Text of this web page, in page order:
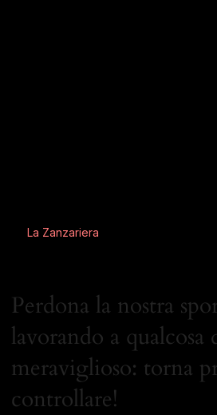
La Zanzariera
Perdona la nostra
lavorando a qualcosa
meraviglioso: torna
controllare!